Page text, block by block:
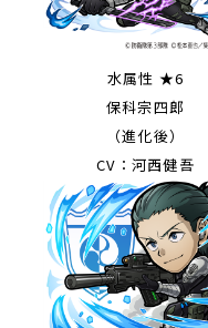
水属性 ★6
保科宗四郎
（進化後）
CV：河西健吾